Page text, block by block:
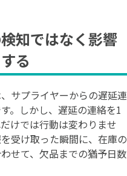
知ではなく影響
る
サプライヤーからの遅延連
。しかし、遅延の連絡を1
けでは行動は変わりませ
受け取った瞬間に、在庫の
せて、欠品までの猶予日数